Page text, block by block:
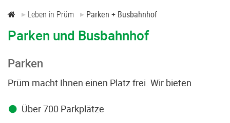
Leben in Prüm Parken + Busbahnhof
Parken und Busbahnhof
Parken
Prüm macht Ihnen einen Platz frei. Wir bieten
Über 700 Parkplätze